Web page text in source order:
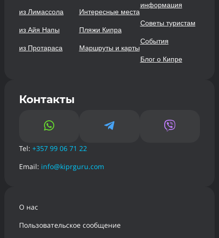
из Лимассола
из Айя Напы
из Протараса
Интересные места
Пляжи Кипра
Маршруты и карты
информация
Советы туристам
События
Блог о Кипре
Контакты
  
Tel: +357 99 06 71 22
Email: info@kiprguru.com
О нас
Пользовательское сообщение